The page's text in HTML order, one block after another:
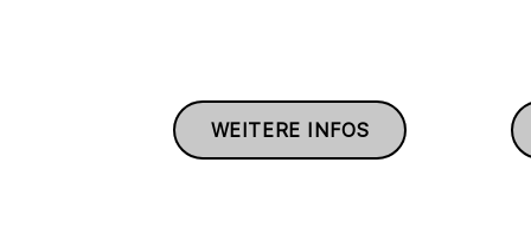
WEITERE INFOS